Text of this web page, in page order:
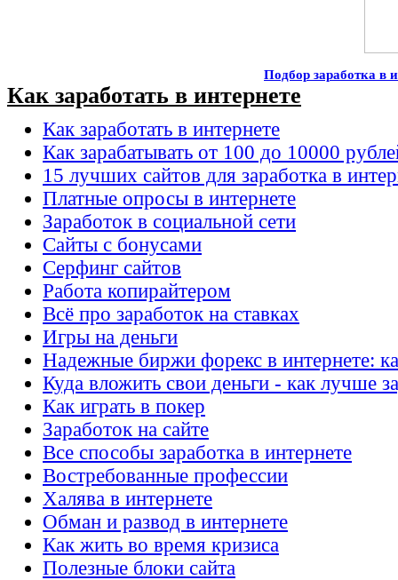
Подбор заработка в
Как заработать в интернете
Как заработать в интернете
Как зарабатывать от 100 до 10000
15 лучших сайтов для заработка в
Платные опросы в интернете
Заработок в социальной сети
Сайты с бонусами
Серфинг сайтов
Работа копирайтером
Всё про заработок на ставках
Игры на деньги
Надежные биржи форекс в интернете:
Куда вложить свои деньги - как лучше
Как играть в покер
Заработок на сайте
Все способы заработка в интернете
Востребованные профессии
Халява в интернете
Обман и развод в интернете
Как жить во время кризиса
Полезные блоки сайта